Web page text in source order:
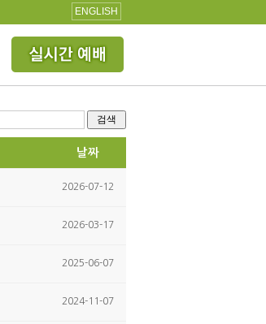
ENGLISH
검색
날짜
2026-07-12
2026-03-17
2025-06-07
2024-11-07